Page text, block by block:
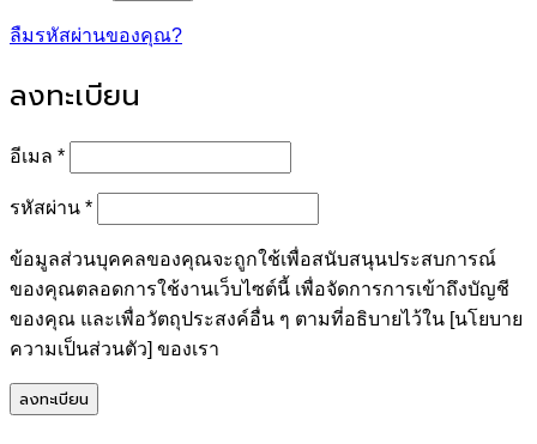
ลืมรหัสผ่านของคุณ?
ลงทะเบียน
อีเมล *ต้องการ
รหัสผ่าน *ต้องการ
ข้อมูลส่วนบุคคลของคุณจะถูกใช้เพื่อสนับสนุนประสบการณ์
ของคุณตลอดการใช้งานเว็บไซต์นี้ เพื่อจัดการการเข้าถึงบัญชี
ของคุณ และเพื่อวัตถุประสงค์อื่น ๆ ตามที่อธิบายไว้ใน [นโยบาย
ความเป็นส่วนตัว] ของเรา
ลงทะเบียน